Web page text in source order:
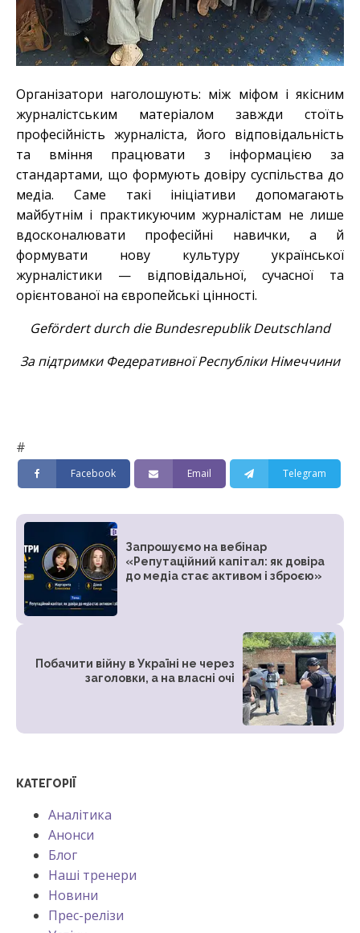
Організатори наголошують: між міфом і якісним
журналістським матеріалом завжди стоїть
професійність журналіста, його відповідальність
та вміння працювати з інформацією за
стандартами, що формують довіру суспільства до
медіа. Саме такі ініціативи допомагають
майбутнім і практикуючим журналістам не лише
вдосконалювати професійні навички, а й
формувати нову культуру української
журналістики — відповідальної, сучасної та
орієнтованої на європейські цінності.
Gefördert durсh die Bundesrepublik Deutschland
За підтримки Федеративної Республіки Німеччини
#
Facebook Email Telegram
Запрошуємо на вебінар
«Репутаційний капітал: як довіра
до медіа стає активом і зброєю»
Побачити війну в Україні не через
заголовки, а на власні очі
КАТЕГОРІЇ
Аналітика
Анонси
Блог
Наші тренери
Новини
Прес-релізи